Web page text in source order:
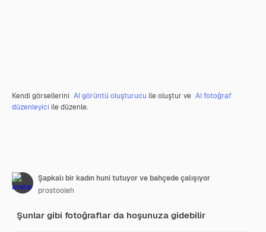
Kendi görsellerini AI görüntü oluşturucu ile oluştur ve AI fotoğraf
düzenleyici ile düzenle.
Şapkalı bir kadın huni tutuyor ve bahçede çalışıyor
prostooleh
Şunlar gibi fotoğraflar da hoşunuza gidebilir